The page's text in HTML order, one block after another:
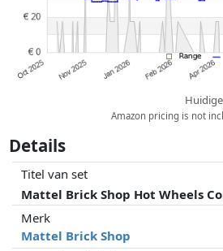
Amazon pricing is not
Details
Titel van set
Mattel Brick Shop Hot Wheels
Merk
Mattel Brick Shop